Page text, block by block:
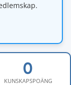
KUNSKAPSPOÄNG